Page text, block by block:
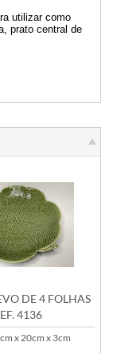
utilizar como
prato central de
DE 4 FOLHAS
4136
x 20cm x 3cm